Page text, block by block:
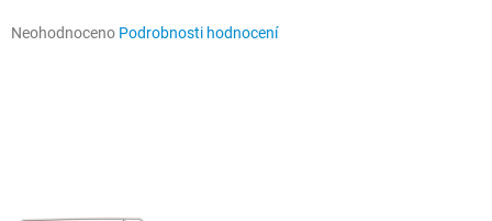
Průměrné
Neohodnoceno Podrobnosti hodnocení